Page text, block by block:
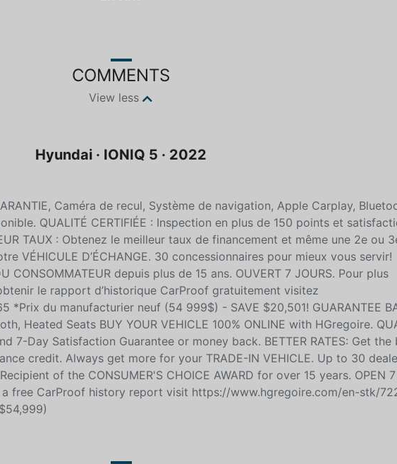
COMMENTS
View less
Hyundai · IONIQ 5 · 2022
Caméra de recul, Système de navigation, Apple Carplay,
QUALITÉ CERTIFIÉE : Inspection en plus de 150 points et
TAUX : Obtenez le meilleur taux de financement et même une 2e ou
VÉHICULE D’ÉCHANGE. 30 concessionnaires pour mieux vous servir!
CONSOMMATEUR depuis plus de 15 ans. OUVERT 7 JOURS. Pour plus
le rapport d’historique CarProof gratuitement visitez
du manufacturier neuf (54 999$) - SAVE $20,501! GUARANTEE
Heated Seats BUY YOUR VEHICLE 100% ONLINE with HGregoire.
7-Day Satisfaction Guarantee or money back. BETTER RATES: Get the
credit. Always get more for your TRADE-IN VEHICLE. Up to 30
of the CONSUMER'S CHOICE AWARD for over 15 years. OPEN
free CarProof history report visit https://www.hgregoire.com/en-stk/